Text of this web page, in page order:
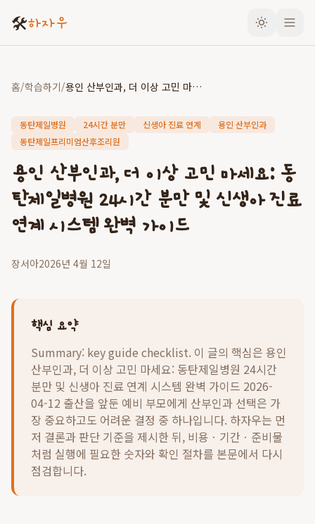
🛠️하자우
홈/학습하기/ 용인 산부인과, 더 이상 고민 마세요: 동탄제일병원 24시간 분만 및 신생아 진료 연계 시스템 완벽 가이드
동탄제일병원 24시간 분만 신생아 진료 연계
용인 산부인과
동탄제일프리미엄산후조리원
용인 산부인과, 더 이상 고민 마세요: 동
탄제일병원 24시간 분만 및 신생아 진료
연계 시스템 완벽 가이드
장서아2026년 4월 12일
핵심 요약
Summary: key guide checklist. 이 글의 핵심은 용인
산부인과, 더 이상 고민 마세요: 동탄제일병원 24시간
분만 및 신생아 진료 연계 시스템 완벽 가이드 2026-
04-12 출산을 앞둔 예비 부모에게 산부인과 선택은 가
장 중요하고도 어려운 결정 중 하나입니다. 하자우는 먼
저 결론과 판단 기준을 제시한 뒤, 비용ㆍ기간ㆍ준비물
처럼 실행에 필요한 숫자와 확인 절차를 본문에서 다시
점검합니다.